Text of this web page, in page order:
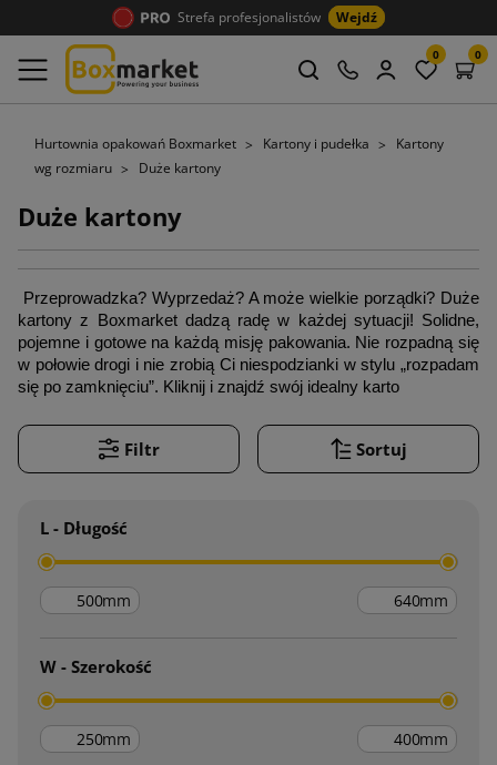
Strefa profesjonalistów Wejdź
0 0
Hurtownia opakowań Boxmarket Kartony i pudełka
Kartony
wg rozmiaru
Duże kartony
Duże kartony
kartony z Boxmarket dadzą radę w każdej sytuacji! Solidne,
pojemne i gotowe na każdą misję pakowania. Nie rozpadną się
w połowie drogi i nie zrobią Ci niespodzianki w stylu „rozpadam
się po zamknięciu”. Kliknij i znajdź swój idealny karto
Filtr Sortuj
L - Długość
mm mm
W - Szerokość
mm mm